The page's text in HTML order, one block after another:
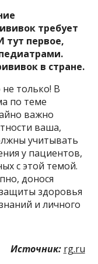
требует
тут первое,
в стране.
только! В
по теме
важно
ваша,
учитывать
у пациентов,
с этой темой.
донося
здоровья
и личного
Источник: rg.ru